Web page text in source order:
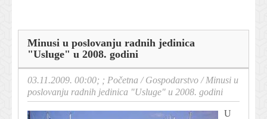
Minusi u poslovanju radnih jedinica
"Usluge" u 2008. godini
03.11.2009. 00:00; ; Početna /Gospodarstvo /Minusi u
poslovanju radnih jedinica "Usluge" u 2008. godini
U